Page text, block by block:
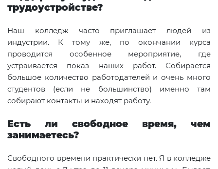
трудоустройстве?
Наш колледж часто приглашает людей из
индустрии. К тому же, по окончании курса
проводится особенное мероприятие, где
устраивается показ наших работ. Собирается
большое количество работодателей и очень много
студентов (если не большинство) именно там
собирают контакты и находят работу.
Есть ли свободное время, чем
занимаетесь?
Свободного времени практически нет. Я в колледже